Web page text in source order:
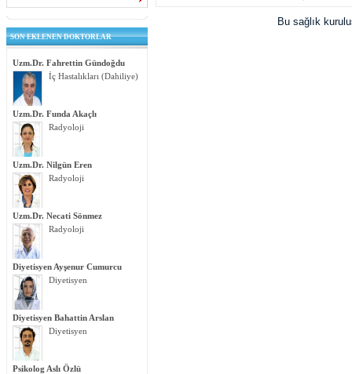
SON EKLENEN DOKTORLAR
Uzm.Dr. Fahrettin Gündoğdu
İç Hastalıkları (Dahiliye)
Uzm.Dr. Funda Akaçlı
Radyoloji
Uzm.Dr. Nilgün Eren
Radyoloji
Uzm.Dr. Necati Sönmez
Radyoloji
Diyetisyen Ayşenur Cumurcu
Diyetisyen
Diyetisyen Bahattin Arslan
Diyetisyen
Psikolog Aslı Özlü
Bu sağlık